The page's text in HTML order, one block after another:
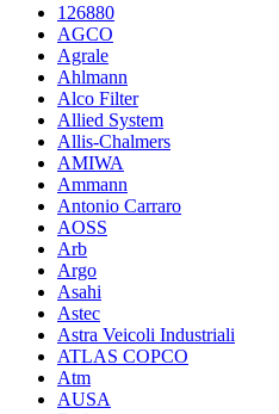
126880
AGCO
Agrale
Ahlmann
Alco Filter
Allied System
Allis-Chalmers
AMIWA
Ammann
Antonio Carraro
AOSS
Arb
Argo
Asahi
Astec
Astra Veicoli Industriali
ATLAS COPCO
Atm
AUSA